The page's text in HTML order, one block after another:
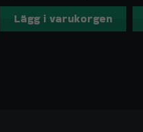
Lägg i varukorgen